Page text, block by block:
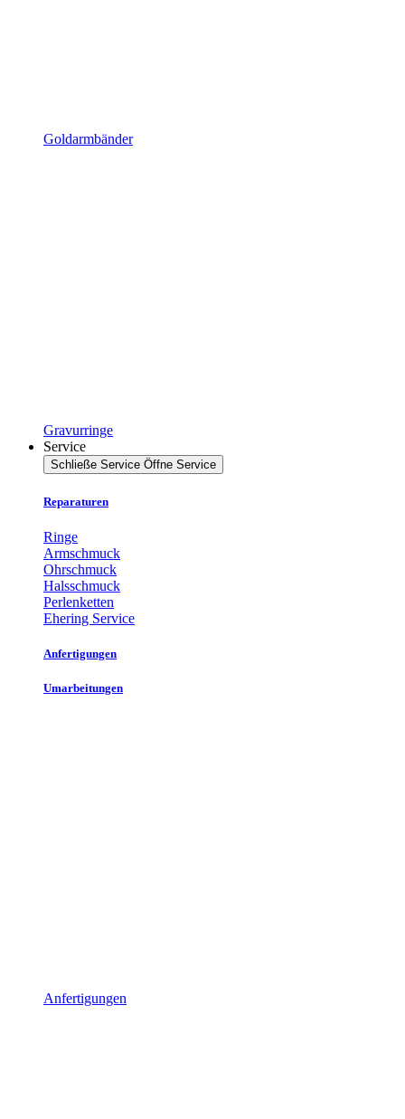
Goldarmbänder
Gravurringe
Service
Schließe Service Öffne Service
Reparaturen
Ringe
Armschmuck
Ohrschmuck
Halsschmuck
Perlenketten
Ehering Service
Anfertigungen
Umarbeitungen
Anfertigungen